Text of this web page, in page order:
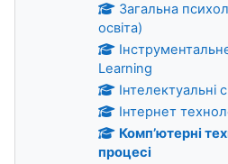
Загальна
освіта)
Learning
Інтелектуальні
Інтернет
Комп’ютерні
процесі